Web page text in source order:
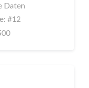
Daten
#12